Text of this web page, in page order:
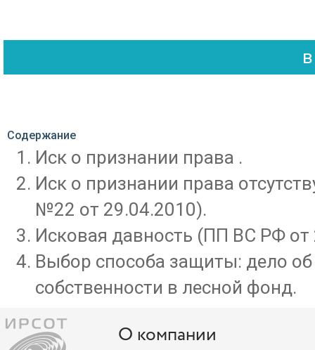
Содержание
Иск о признании права .
Иск о признании права
№22 от 29.04.2010).
Исковая давность (ПП ВС РФ
Выбор способа защиты: дело
собственности в лесной фонд.
О компании